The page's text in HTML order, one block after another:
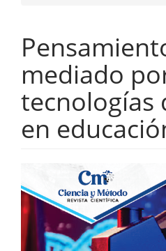
mediado
tecnologías
en